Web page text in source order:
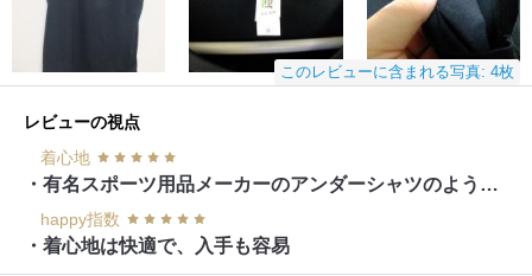
このレビューに含まれる写真: 4枚
レビューの視点
着心地
・有名スポーツ用品メーカーのアンダーシャツのようなツルサラな生地
happy指数
・着心地は快適で、入手も容易